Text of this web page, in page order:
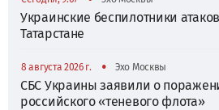
Украинские беспилотники
Татарстане
8 августа 2026 г. • Эхо Москвы
СБС Украины заявили о
российского «теневого флота»